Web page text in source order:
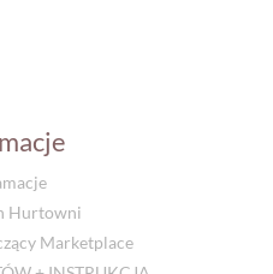
Hurtowni
Marketplace